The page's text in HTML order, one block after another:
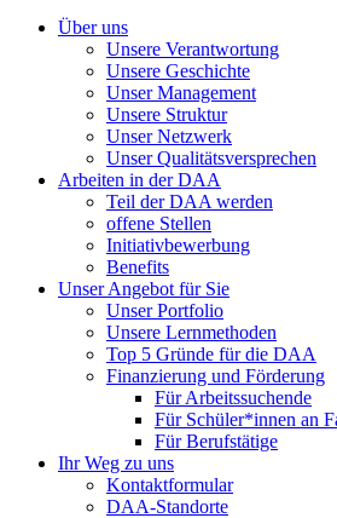
Über uns
Unsere Verantwortung
Unsere Geschichte
Unser Management
Unsere Struktur
Unser Netzwerk
Unser Qualitätsversprechen
Arbeiten in der DAA
Teil der DAA werden
offene Stellen
Initiativbewerbung
Benefits
Unser Angebot für Sie
Unser Portfolio
Unsere Lernmethoden
Top 5 Gründe für die DAA
Finanzierung und Förderung
Für Arbeitssuchende
Für Schüler*innen an
Für Berufstätige
Ihr Weg zu uns
Kontaktformular
DAA-Standorte